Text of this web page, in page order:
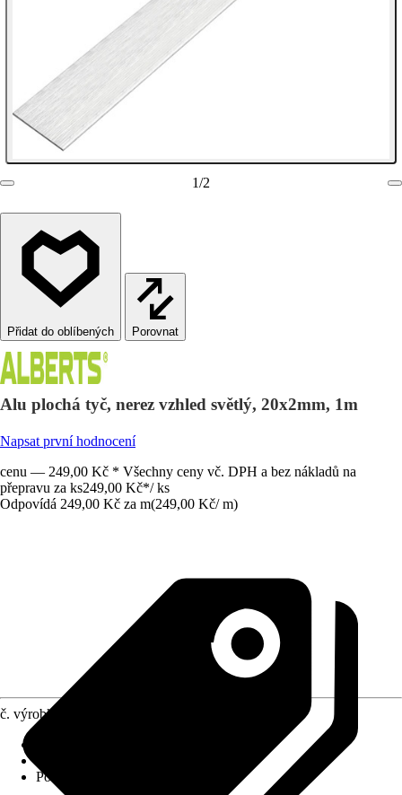
1/2
Porovnat
Alu plochá tyč, nerez vzhled světlý, 20x2mm, 1m
Napsat první hodnocení
cenu — 249,00 Kč * Všechny ceny vč. DPH a bez nákladů na
přepravu za ks249,00 Kč*/ ks
Odpovídá 249,00 Kč za m(249,00 Kč/ m)
č. výrobku
Povrch/Povrchová úprava